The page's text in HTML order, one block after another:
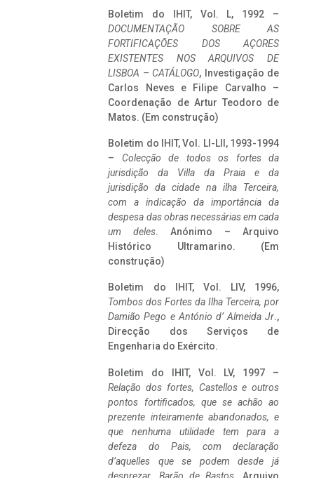
Boletim do IHIT, Vol. L, 1992 –
DOCUMENTAÇÃO SOBRE AS
FORTIFICAÇÕES DOS AÇORES
EXISTENTES NOS ARQUIVOS DE
LISBOA – CATÁLOGO, Investigação de
Carlos Neves e Filipe Carvalho –
Coordenação de Artur Teodoro de
Matos. (Em construção)
Boletim do IHIT, Vol. LI-LII, 1993-1994
– Colecção de todos os fortes da
jurisdição da Villa da Praia e da
jurisdição da cidade na ilha Terceira,
com a indicação da importância da
despesa das obras necessárias em cada
um deles. Anónimo – Arquivo
Histórico Ultramarino. (Em
construção)
Boletim do IHIT, Vol. LIV, 1996,
Tombos dos Fortes da Ilha Terceira, por
Damião Pego e António d’ Almeida Jr.,
Direcção dos Serviços de
Engenharia do Exército.
Boletim do IHIT, Vol. LV, 1997 –
Relação dos fortes, Castellos e outros
pontos fortificados, que se achão ao
prezente inteiramente abandonados, e
que nenhuma utilidade tem para a
defeza do Pais, com declaração
d’aquelles que se podem desde já
desprezar. Barão de Bastos. Arquivo